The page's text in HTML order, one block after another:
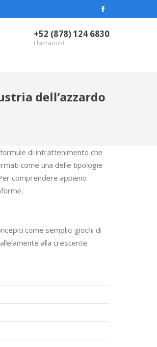
Facebook
opens
+52 (878) 124 6830
Llamanos!
dell’azzardo
di intrattenimento che
come una delle tipologie
comprendere appieno
come semplici giochi di
alla crescente